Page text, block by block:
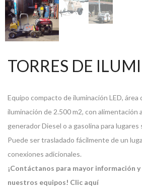
COTIZA TU
TORRES DE
Equipo compacto de iluminación LED,
iluminación de 2.500 m2, con alimentación
generador Diesel o a gasolina para lugares
Puede ser trasladado fácilmente de un
conexiones adicionales.
¡Contáctanos para mayor información
nuestros equipos! Clic aquí